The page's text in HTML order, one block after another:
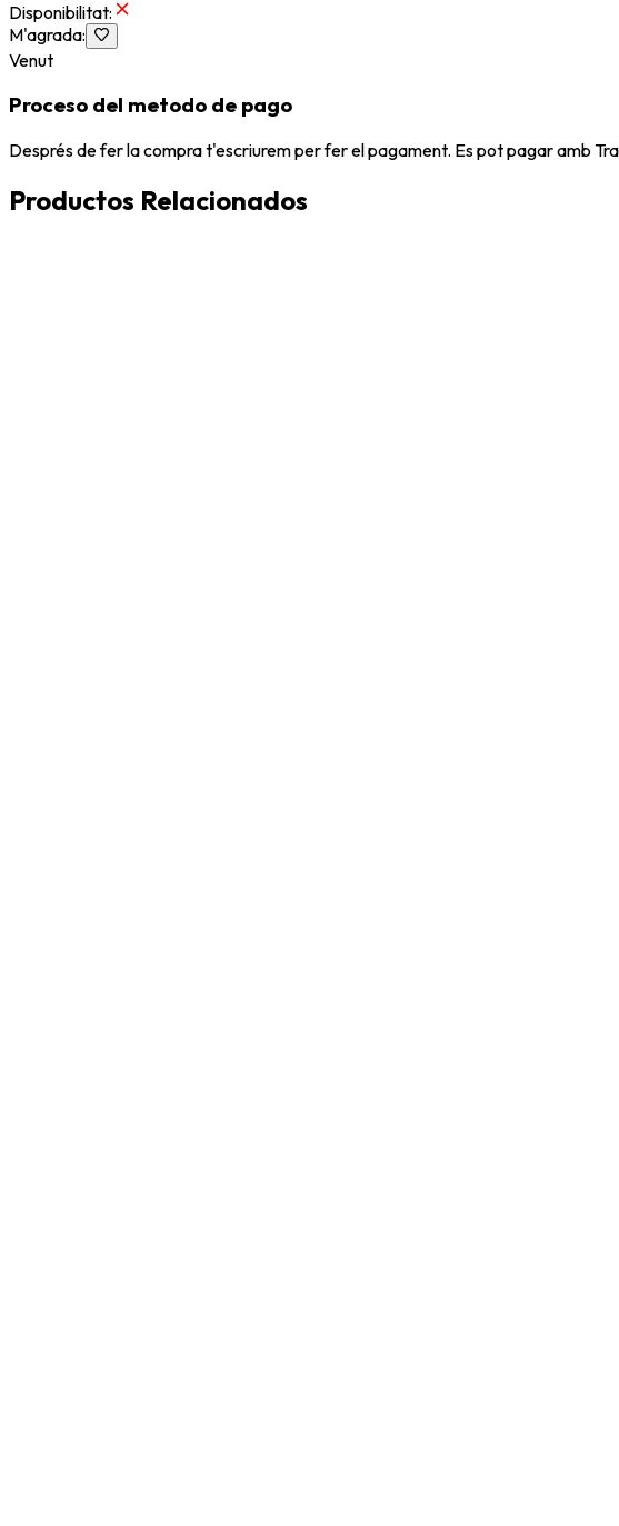
Disponibilitat:
M'agrada:
Venut
Proceso del metodo de pago
Després de fer la compra t'escriurem per fer el pagament. Es pot pagar amb
Productos Relacionados